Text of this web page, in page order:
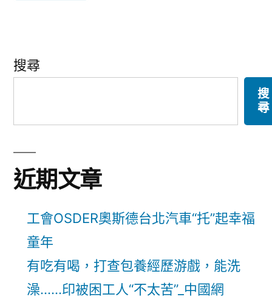
搜尋
搜
尋
近期文章
工會OSDER奧斯德台北汽車“托”起幸福
童年
有吃有喝，打查包養經歷游戲，能洗
澡……印被困工人“不太苦”_中國網